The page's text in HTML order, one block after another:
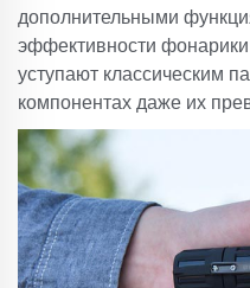
дополнительными
эффективности
уступают классическим
компонентах даже их